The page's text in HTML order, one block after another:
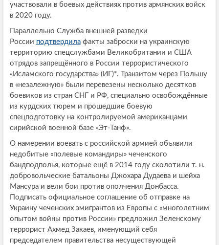
участвовали в боевых действиях против армянских войск
в 2020 году.
Параллельно Служба внешней разведки
России подтвердилафакты заброски на украинскую
территорию спецслужбами Великобритании и США
отрядов запрещённого в России террористического
«Исламского государства» (ИГ)*. Транзитом через Польшу
в «незалежную» были перевезены несколько десятков
боевиков из стран СНГ и РФ, специально освобождённые
из курдских тюрем и прошедшие боевую
спецподготовку на контролируемой американцами
сирийской военной базе «Эт-Танф».
О намерении воевать с российской армией объявили
недобитые «полевые командиры» чеченского
бандподполья, которые ещё в 2014 году сколотили т. н.
добровольческие батальоны Джохара Дудаева и шейха
Мансура и вели бои против ополчения Донбасса.
Подписать официальное соглашение об отправке на
Украину чеченских эмигрантов из Европы с «многолетним
опытом войны против России» предложил Зеленскому
террорист Ахмед Закаев, именующий себя
председателем правительства несуществующей